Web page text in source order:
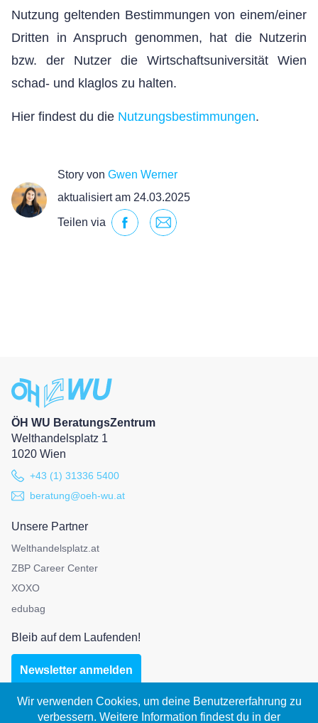
Nutzung geltenden Bestimmungen von einem/einer
Dritten in Anspruch genommen, hat die Nutzerin
bzw. der Nutzer die Wirtschaftsuniversität Wien
schad- und klaglos zu halten.
Hier findest du die Nutzungsbestimmungen.
Story von Gwen Werner
aktualisiert am 24.03.2025
Teilen via
ÖH WU BeratungsZentrum
Welthandelsplatz 1
1020 Wien
+43 (1) 31336 5400
beratung@oeh-wu.at
Unsere Partner
Welthandelsplatz.at
ZBP Career Center
XOXO
edubag
Bleib auf dem Laufenden!
Newsletter anmelden
Wir verwenden Cookies, um deine Benutzererfahrung zu
verbessern. Weitere Information findest du in der